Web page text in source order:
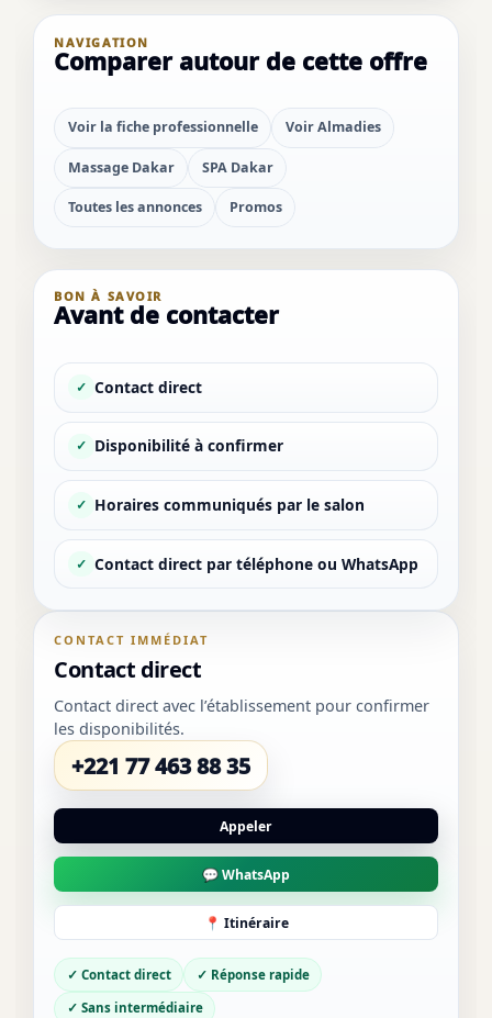
BON À SAVOIR
Avant de contacter
✓ Contact direct
✓ Disponibilité à confirmer
✓ Horaires communiqués par le salon
✓ Contact direct par téléphone ou WhatsApp
NAVIGATION
Comparer autour de cette offre
Voir la fiche professionnelle Voir Almadies
Massage Dakar SPA Dakar
Toutes les annonces Promos
CONTACT IMMÉDIAT
Contact direct
Contact direct avec l’établissement pour confirmer
les disponibilités.
+221 77 463 88 35
Appeler
💬 WhatsApp
📍 Itinéraire
✓ Contact direct ✓ Réponse rapide
✓ Sans intermédiaire